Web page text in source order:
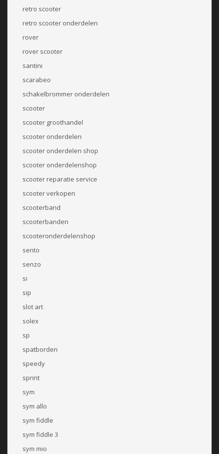
retro scooter
retro scooter onderdelen
rover
rover scooter
santini
scarabeo
schakelbrommer onderdelen
scooter
scooter groothandel
scooter onderdelen
scooter onderdelen shop
scooter onderdelenshop
scooter reparatie service
scooter verkopen
scooterband
scooterbanden
scooteronderdelenshop
sento
senzo
si
sip
slot art
solex
sp
spatborden
speedy
sprint
sym
sym allo
sym fiddle
sym fiddle 3
sym mio